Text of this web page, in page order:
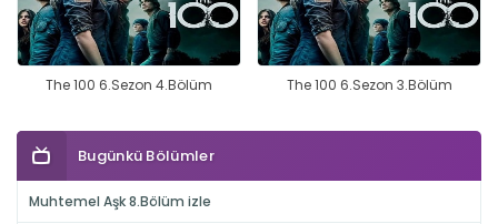
The 100 6.Sezon 4.Bölüm The 100 6.Sezon 3.Bölüm
Bugünkü Bölümler
Muhtemel Aşk 8.Bölüm izle